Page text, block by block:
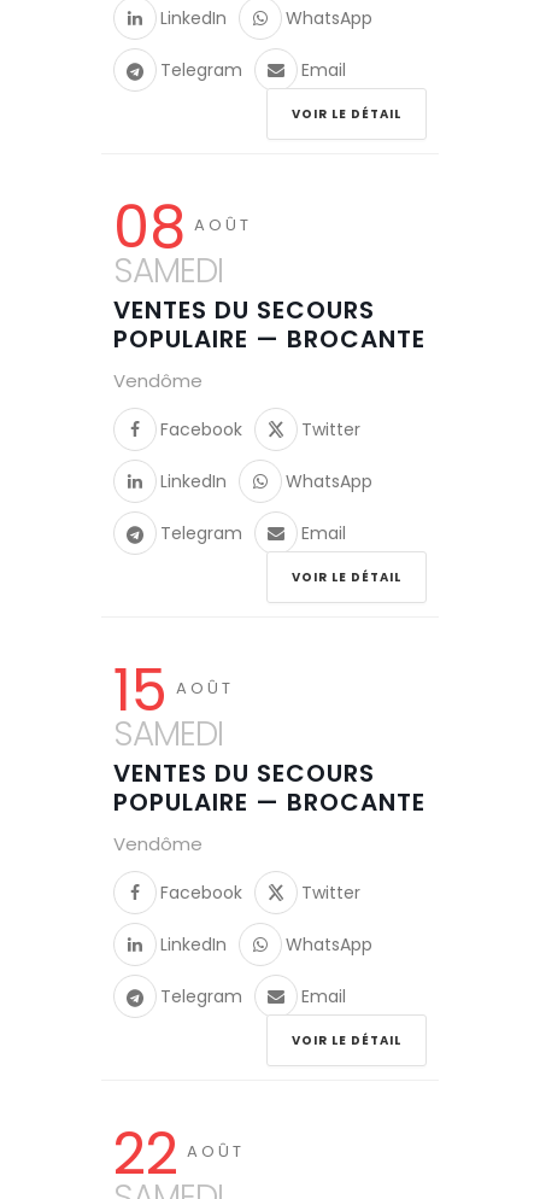
LinkedIn WhatsApp
Telegram Email
VOIR LE DÉTAIL
08 AOÛT
SAMEDI
VENTES DU SECOURS
POPULAIRE — BROCANTE
Vendôme
Facebook Twitter
LinkedIn WhatsApp
Telegram Email
VOIR LE DÉTAIL
15 AOÛT
SAMEDI
VENTES DU SECOURS
POPULAIRE — BROCANTE
Vendôme
Facebook Twitter
LinkedIn WhatsApp
Telegram Email
VOIR LE DÉTAIL
22 AOÛT